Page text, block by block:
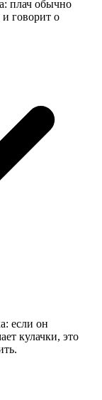
плач обычно
и говорит о
если он
кулачки, это